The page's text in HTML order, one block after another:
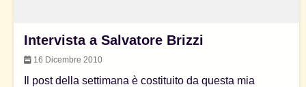
Intervista a Salvatore Brizzi
16 Dicembre 2010
Il post della settimana è costituito da questa mia